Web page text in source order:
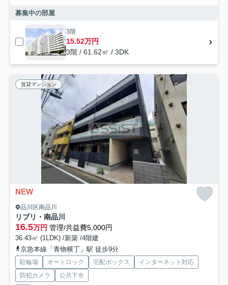
募集中の部屋
3階
15.52万円
3階 / 61.62㎡ / 3DK
賃貸マンション
NEW
品川区南品川
リブリ・南品川
16.5万円 管理/共益費5,000円
36.43㎡ (1LDK) /新築 /4階建
京急本線「青物横丁」駅 徒歩9分
駐輪場 オートロック 宅配ボックス
インターネット対応
防犯カメラ
公共下水